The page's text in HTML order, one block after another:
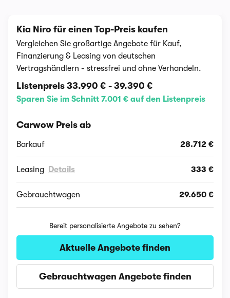
Kia Niro für einen Top-Preis kaufen
Vergleichen Sie großartige Angebote für Kauf,
Finanzierung & Leasing von deutschen
Vertragshändlern - stressfrei und ohne Verhandeln.
Listenpreis 33.990 € - 39.390 €
Sparen Sie im Schnitt 7.001 € auf den Listenpreis
Carwow Preis ab
Barkauf 28.712 €
Leasing Details 333 €
Gebrauchtwagen 29.650 €
Bereit personalisierte Angebote zu sehen?
Aktuelle Angebote finden
Gebrauchtwagen Angebote finden